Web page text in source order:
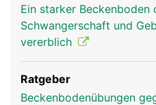
Ein starker Beckenboden
Schwangerschaft und
vererblich
Ratgeber
Beckenbodenübungen